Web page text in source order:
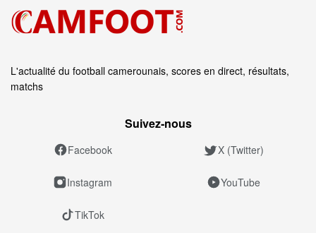
L'actualité du football camerounais, scores en direct, résultats,
matchs
Suivez‑nous
Facebook X (Twitter)
Instagram YouTube
TikTok